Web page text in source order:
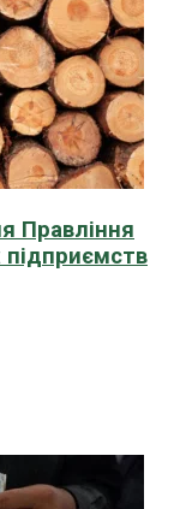
Правління
підприємств